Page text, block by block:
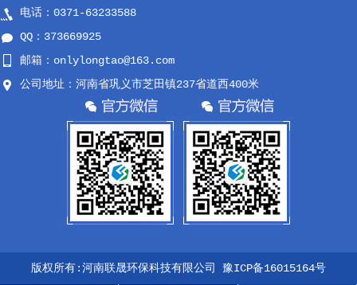
电话：0371-63233588
QQ：373669925
邮箱：onlylongtao@163.com
公司地址：河南省巩义市芝田镇237省道西400米
版权所有:河南联晟环保科技有限公司 豫ICP备16015164号